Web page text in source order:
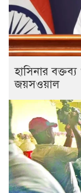
হাসিনার
জয়সওয়াল